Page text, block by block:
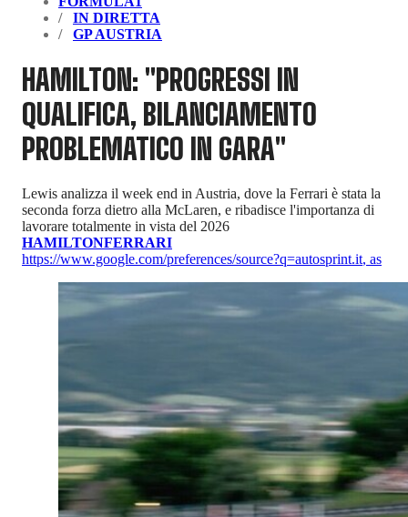
IN DIRETTA
GP AUSTRIA
HAMILTON: "PROGRESSI IN
QUALIFICA, BILANCIAMENTO
PROBLEMATICO IN GARA"
Lewis analizza il week end in Austria, dove la Ferrari è stata la
seconda forza dietro alla McLaren, e ribadisce l'importanza di
lavorare totalmente in vista del 2026
HAMILTONFERRARI
https://www.google.com/preferences/source?q=autosprint.it, as